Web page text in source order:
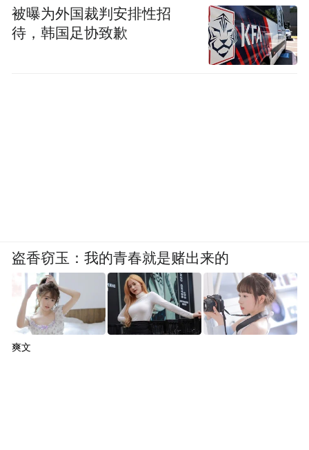
被曝为外国裁判安排性招
待，韩国足协致歉
盗香窃玉：我的青春就是赌出来的
爽文